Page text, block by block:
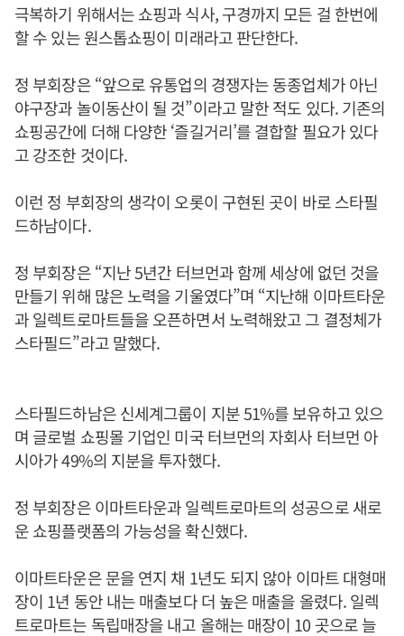
극복하기 위해서는 쇼핑과 식사, 구경까지 모든 걸 한번에
할 수 있는 원스톱쇼핑이 미래라고 판단한다.
정 부회장은 “앞으로 유통업의 경쟁자는 동종업체가 아닌
야구장과 놀이동산이 될 것”이라고 말한 적도 있다. 기존의
쇼핑공간에 더해 다양한 ‘즐길거리’를 결합할 필요가 있다
고 강조한 것이다.
이런 정 부회장의 생각이 오롯이 구현된 곳이 바로 스타필
드하남이다.
정 부회장은 “지난 5년간 터브먼과 함께 세상에 없던 것을
만들기 위해 많은 노력을 기울였다”며 “지난해 이마트타운
과 일렉트로마트들을 오픈하면서 노력해왔고 그 결정체가
스타필드”라고 말했다.
스타필드하남은 신세계그룹이 지분 51%를 보유하고 있으
며 글로벌 쇼핑몰 기업인 미국 터브먼의 자회사 터브먼 아
시아가 49%의 지분을 투자했다.
정 부회장은 이마트타운과 일렉트로마트의 성공으로 새로
운 쇼핑플랫폼의 가능성을 확신했다.
이마트타운은 문을 연지 채 1년도 되지 않아 이마트 대형매
장이 1년 동안 내는 매출보다 더 높은 매출을 올렸다. 일렉
트로마트는 독립매장을 내고 올해는 매장이 10 곳으로 늘